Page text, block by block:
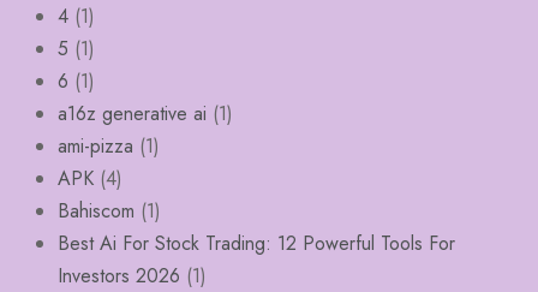
4 (1)
5 (1)
6 (1)
a16z generative ai (1)
ami-pizza (1)
APK (4)
Bahiscom (1)
Best Ai For Stock Trading: 12 Powerful Tools For
Investors 2026 (1)